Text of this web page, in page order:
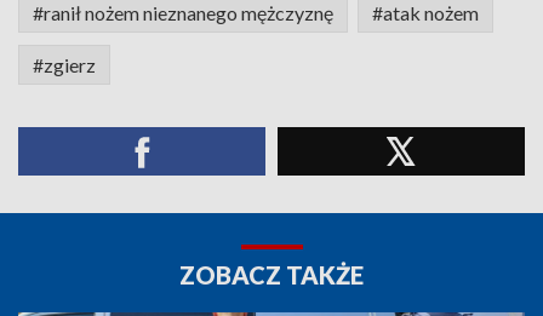
#ranił nożem nieznanego mężczyznę #atak nożem
#zgierz
ZOBACZ TAKŻE